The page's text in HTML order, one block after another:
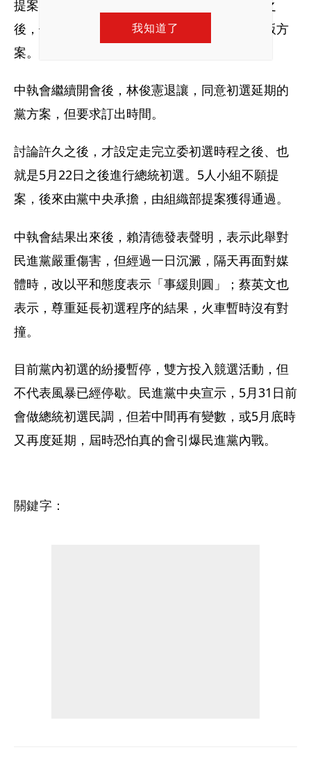
我知道了
提案，就是要將初選延後至國民黨產生參選人之
後，但卓榮泰、黨祕書長羅文嘉反對，提出黨版方
案。
中執會繼續開會後，林俊憲退讓，同意初選延期的
黨方案，但要求訂出時間。
討論許久之後，才設定走完立委初選時程之後、也
就是5月22日之後進行總統初選。5人小組不願提
案，後來由黨中央承擔，由組織部提案獲得通過。
中執會結果出來後，賴清德發表聲明，表示此舉對
民進黨嚴重傷害，但經過一日沉澱，隔天再面對媒
體時，改以平和態度表示「事緩則圓」；蔡英文也
表示，尊重延長初選程序的結果，火車暫時沒有對
撞。
目前黨內初選的紛擾暫停，雙方投入競選活動，但
不代表風暴已經停歇。民進黨中央宣示，5月31日前
會做總統初選民調，但若中間再有變數，或5月底時
又再度延期，屆時恐怕真的會引爆民進黨內戰。
關鍵字：